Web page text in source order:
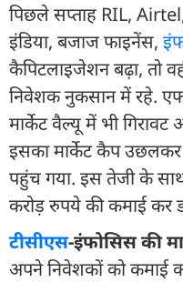
पिछले सप्ताह RIL,
इंडिया, बजाज फाइनेंस,
कैपिटलाइजेशन बढ़ा, तो
निवेशक नुकसान में रहे.
मार्केट वैल्यू में भी
इसका मार्केट कैप
पहुंच गया. इस तेजी के
करोड़ रुपये की कमाई कर
टीसीएस-इंफोसिस की
अपने निवेशकों को कमाई